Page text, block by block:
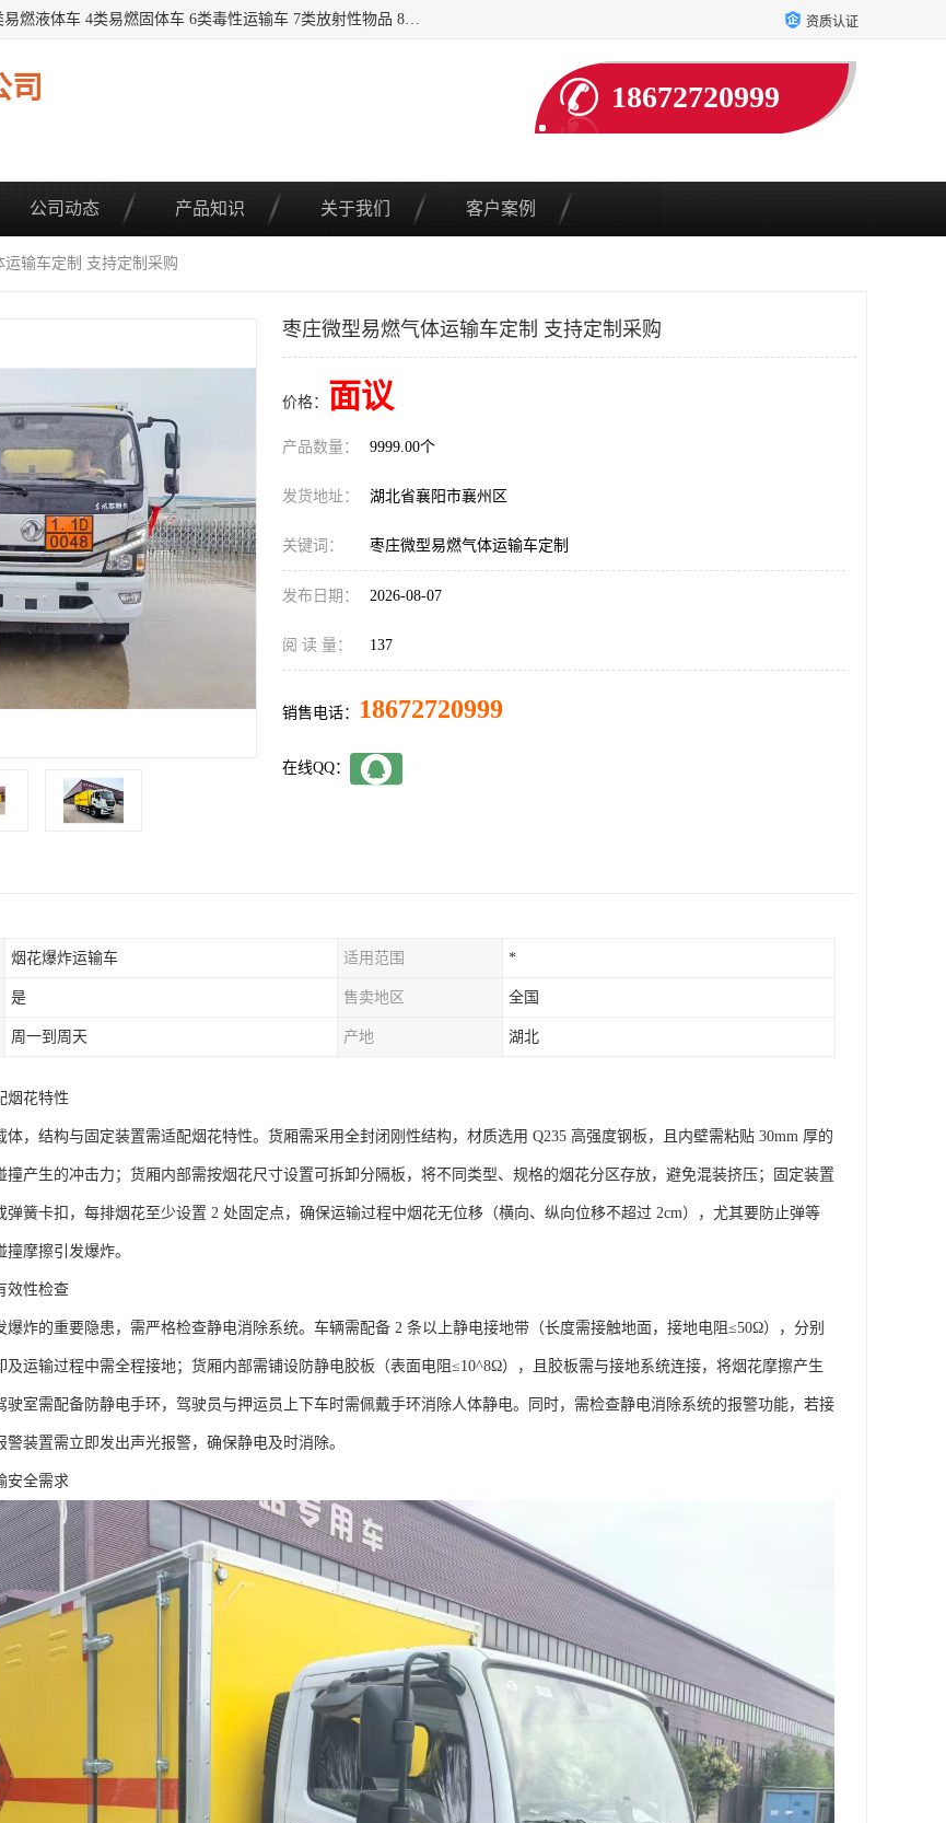
提供1——9类危险品运输车辆： 1类炸药雷管车 2类易燃气瓶车 3类易燃液体车 4类易燃固体车 6类毒性运输车 7类放射性物品 8类腐蚀性物品 9类杂项类物品 各类底盘，品种齐全。厂家直供，品质保证。 公告品种环保齐全，上牌无忧。 全国可送货上门，可分期，可*，可包牌。 详情可咨询: *（微信同号） 资质认证
司 18672720999
公司动态 产品知识 关于我们 客户案例
输车定制 支持定制采购
枣庄微型易燃气体运输车定制 支持定制采购
价格： 面议
产品数量： 9999.00个
发货地址： 湖北省襄阳市襄州区
关键词： 枣庄微型易燃气体运输车定制
发布日期： 2026-08-07
阅 读 量： 137
销售电话： 18672720999
在线QQ：
烟花爆炸运输车 适用范围 *
是 售卖地区 全国
周一到周天 产地 湖北
烟花特性​
体，结构与固定装置需适配烟花特性。货厢需采用全封闭刚性结构，材质选用 Q235 高强度钢板，且内壁需粘贴 30mm 厚的
撞产生的冲击力；货厢内部需按烟花尺寸设置可拆卸分隔板，将不同类型、规格的烟花分区存放，避免混装挤压；固定装置
弹簧卡扣，每排烟花至少设置 2 处固定点，确保运输过程中烟花无位移（横向、纵向位移不超过 2cm），尤其要防止弹等
摩擦引发爆炸。​
效性检查​
爆炸的重要隐患，需严格检查静电消除系统。车辆需配备 2 条以上静电接地带（长度需接触地面，接地电阻≤50Ω），分别
及运输过程中需全程接地；货厢内部需铺设防静电胶板（表面电阻≤10^8Ω），且胶板需与接地系统连接，将烟花摩擦产生
驶室需配备防静电手环，驾驶员与押运员上下车时需佩戴手环消除人体静电。同时，需检查静电消除系统的报警功能，若接
装置需立即发出声光报警，确保静电及时消除。​
安全需求​